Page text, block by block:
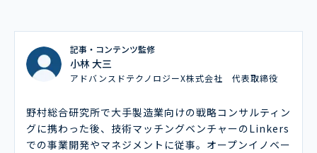
記事・コンテンツ監修
小林 大三
アドバンスドテクノロジーX株式会社 代表取締役
野村総合研究所で大手製造業向けの戦略コンサルティン
グに携わった後、技術マッチングベンチャーのLinkers
での事業開発やマネジメントに従事。オープンイノベー